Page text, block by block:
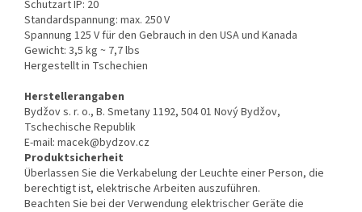
Schutzart IP: 20
Standardspannung: max. 250 V
Spannung 125 V für den Gebrauch in den USA und Kanada
Gewicht: 3,5 kg ~ 7,7 lbs
Hergestellt in Tschechien
Herstellerangaben
Bydžov s. r. o., B. Smetany 1192, 504 01 Nový Bydžov,
Tschechische Republik
E-mail: macek@bydzov.cz
Produktsicherheit
Überlassen Sie die Verkabelung der Leuchte einer Person, die
berechtigt ist, elektrische Arbeiten auszuführen.
Beachten Sie bei der Verwendung elektrischer Geräte die